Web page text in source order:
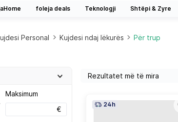
foleja deals Teknologji Shtëpi & Zyre
Personal Kujdesi ndaj lëkurës Për trup
Maksimum
€
24h